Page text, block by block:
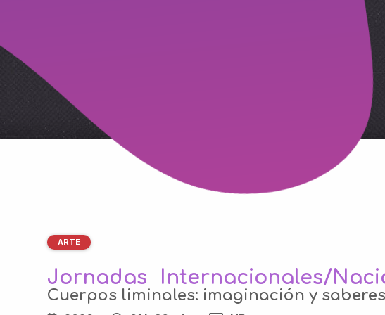
ARTE
Jornadas Internacionales/
Cuerpos liminales: imaginación y